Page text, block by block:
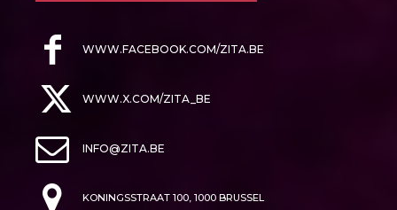
WWW.FACEBOOK.COM/ZITA.BE
WWW.X.COM/ZITA_BE
INFO@ZITA.BE
KONINGSSTRAAT 100, 1000 BRUSSEL